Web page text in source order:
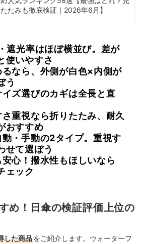
たみも徹底検証｜2026年6月】
光率はほぼ横並び。差が
使いやすさ
なら、外側が白色×内側が
う
ズ選びのカギは全長と直
重視なら折りたたみ、耐久
おすすめ
・手動の2タイプ。重視す
せて選ぼう
心！撥水性もほしいなら
ェック
め！日傘の検証評価上位の
した商品をご紹介します。ウォーターフ